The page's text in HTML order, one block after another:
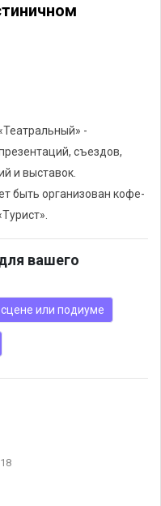
-
съездов,
и выставок.
быть организован кофе-
вашего
или подиуме